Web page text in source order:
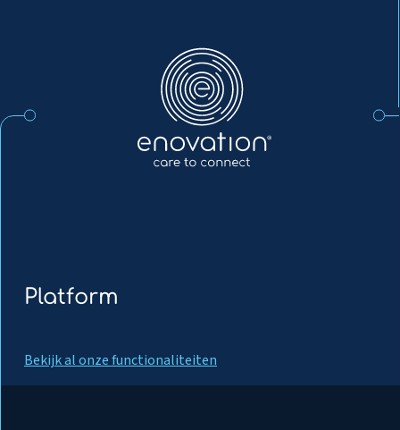
Platform
Bekijk al onze functionaliteiten